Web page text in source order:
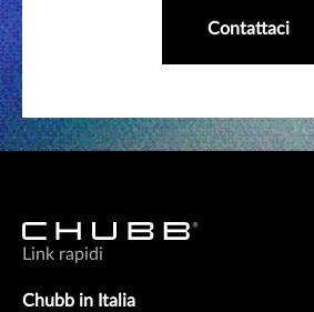
Contattaci
Link rapidi
Chubb in Italia